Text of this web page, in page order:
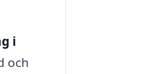
i
och